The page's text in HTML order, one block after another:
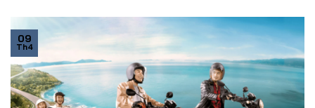
09
Th4